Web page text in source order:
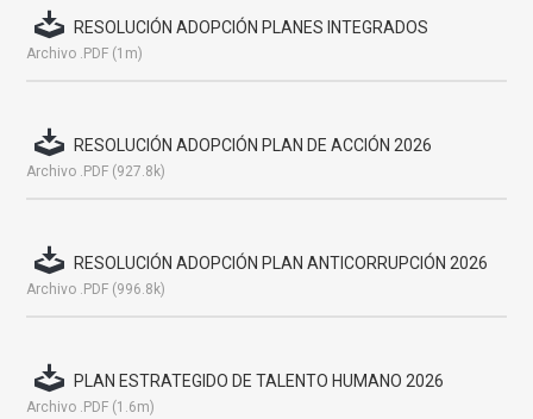
RESOLUCIÓN ADOPCIÓN PLANES INTEGRADOS
Archivo .PDF (1m)
RESOLUCIÓN ADOPCIÓN PLAN DE ACCIÓN 2026
Archivo .PDF (927.8k)
RESOLUCIÓN ADOPCIÓN PLAN ANTICORRUPCIÓN 2026
Archivo .PDF (996.8k)
PLAN ESTRATEGIDO DE TALENTO HUMANO 2026
Archivo .PDF (1.6m)